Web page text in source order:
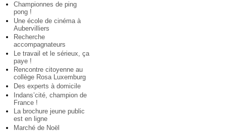
Championnes de ping
pong !
Une école de cinéma à
Aubervilliers
Recherche
accompagnateurs
Le travail et le sérieux, ça
paye !
Rencontre citoyenne au
collège Rosa Luxemburg
Des experts à domicile
Indans’cité, champion de
France !
La brochure jeune public
est en ligne
Marché de Noël